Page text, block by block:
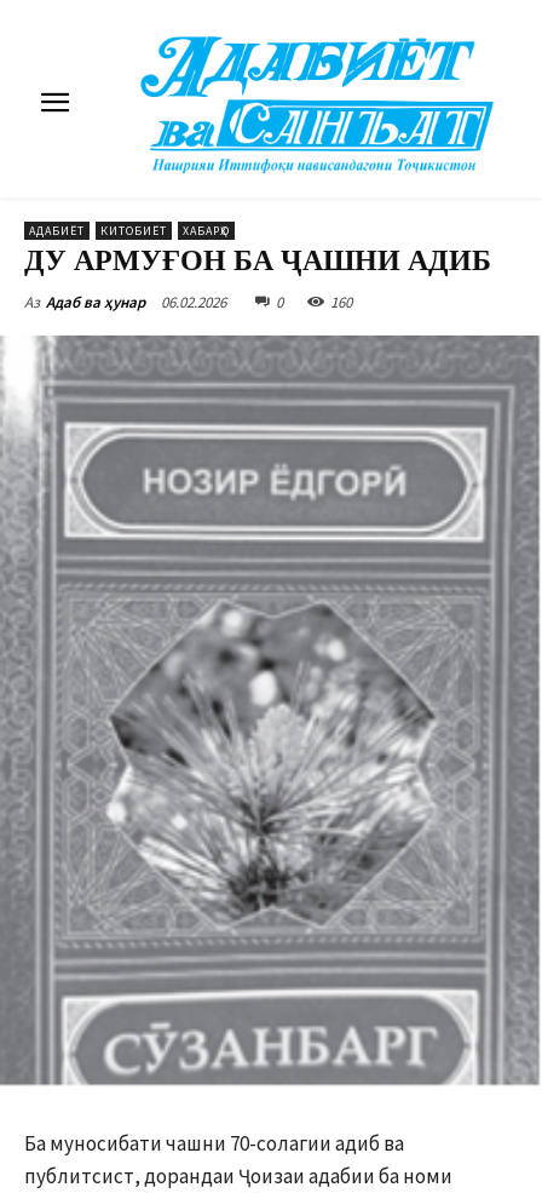
АДАБИЁТ КИТОБИЁТ ХАБАРҲО
ДУ АРМУҒОН БА ҶАШНИ АДИБ
Аз Адаб ва ҳунар 06.02.2026 0 160
Ба муносибати чашни 70-солагии адиб ва
публитсист, дорандаи Ҷоизаи адабии ба номи